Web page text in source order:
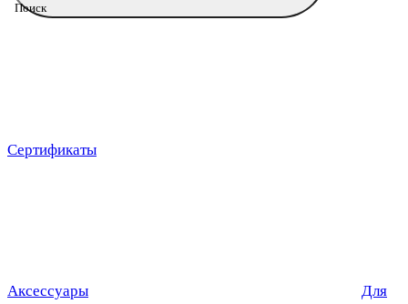
Поиск
Сертификаты
Аксессуары Для